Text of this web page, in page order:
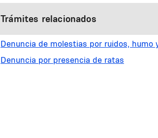
Trámites relacionados
Denuncia de molestias por ruidos, humo
Denuncia por presencia de ratas